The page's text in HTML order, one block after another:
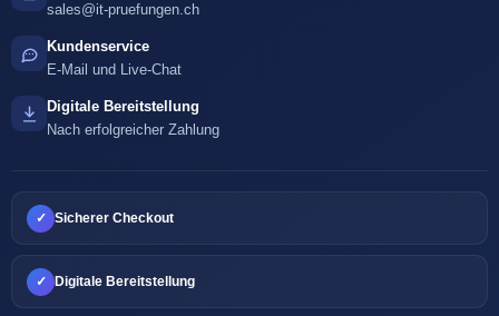
sales@it-pruefungen.ch
Kundenservice
E-Mail und Live-Chat
Digitale Bereitstellung
Nach erfolgreicher Zahlung
✓ Sicherer Checkout
✓ Digitale Bereitstellung